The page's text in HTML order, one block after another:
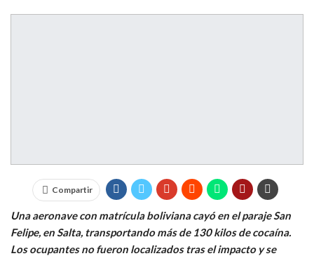
Compartir
Una aeronave con matrícula boliviana cayó en el paraje San
Felipe, en Salta, transportando más de 130 kilos de cocaína.
Los ocupantes no fueron localizados tras el impacto y se